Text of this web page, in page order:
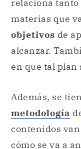
en que tal plan
Además, se
metodología
contenidos van
quienes
evaluar).